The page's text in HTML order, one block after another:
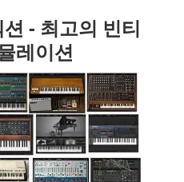
- 최고의 빈티
레이션